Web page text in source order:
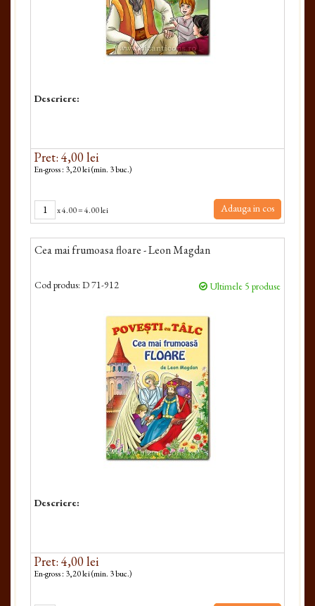
Descriere:
Pret: 4,00 lei
En-gross : 3,20 lei (min. 3 buc.)
x4.00=4.00 lei Adauga in cos
Cea mai frumoasa floare - Leon Magdan
Cod produs: D 71-912 Ultimele 5 produse
Descriere:
Pret: 4,00 lei
En-gross : 3,20 lei (min. 3 buc.)